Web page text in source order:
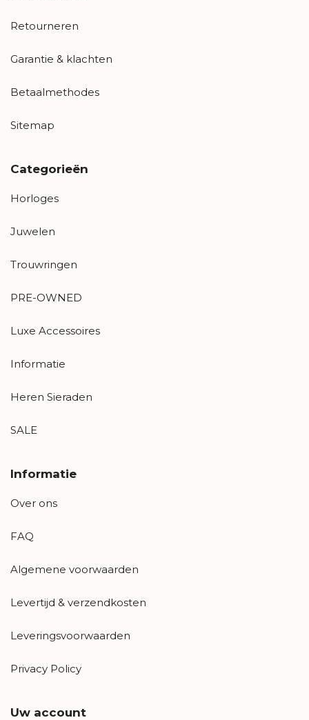
Retourneren
Garantie & klachten
Betaalmethodes
Sitemap
Categorieën
Horloges
Juwelen
Trouwringen
PRE-OWNED
Luxe Accessoires
Informatie
Heren Sieraden
SALE
Informatie
Over ons
FAQ
Algemene voorwaarden
Levertijd & verzendkosten
Leveringsvoorwaarden
Privacy Policy
Uw account